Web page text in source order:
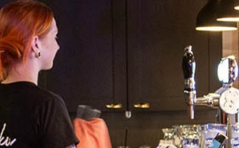
ohjelmaa
Ravintola Wiku
lisätietoa